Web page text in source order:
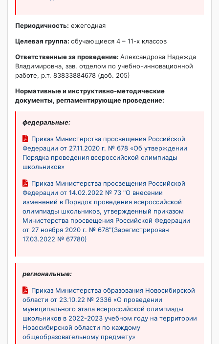
Периодичность: ежегодная
Целевая группа: обучающиеся 4 – 11-х классов
Ответственные за проведение: Александрова Надежда
Владимировна, зав. отделом по учебно-инновационной
работе, р.т. 83833884678 (доб. 205)
Нормативные и инструктивно-методические
документы, регламентирующие проведение:
федеральные:
Приказ Министерства просвещения Российской
Федерации от 27.11.2020 г. № 678 «Об утверждении
Порядка проведения всероссийской олимпиады
школьников»
Приказ Министерства просвещения Российской
Федерации от 14.02.2022 № 73 "О внесении
изменений в Порядок проведения всероссийской
олимпиады школьников, утвержденный приказом
Министерства просвещения Российской Федерации
от 27 ноября 2020 г. № 678"(Зарегистрирован
17.03.2022 № 67780)
региональные:
Приказ Министерства образования Новосибирской
области от 23.10.22 № 2336 «О проведении
муниципального этапа всероссийской олимпиады
школьников в 2022-2023 учебном году на территории
Новосибирской области по каждому
общеобразовательному предмету»